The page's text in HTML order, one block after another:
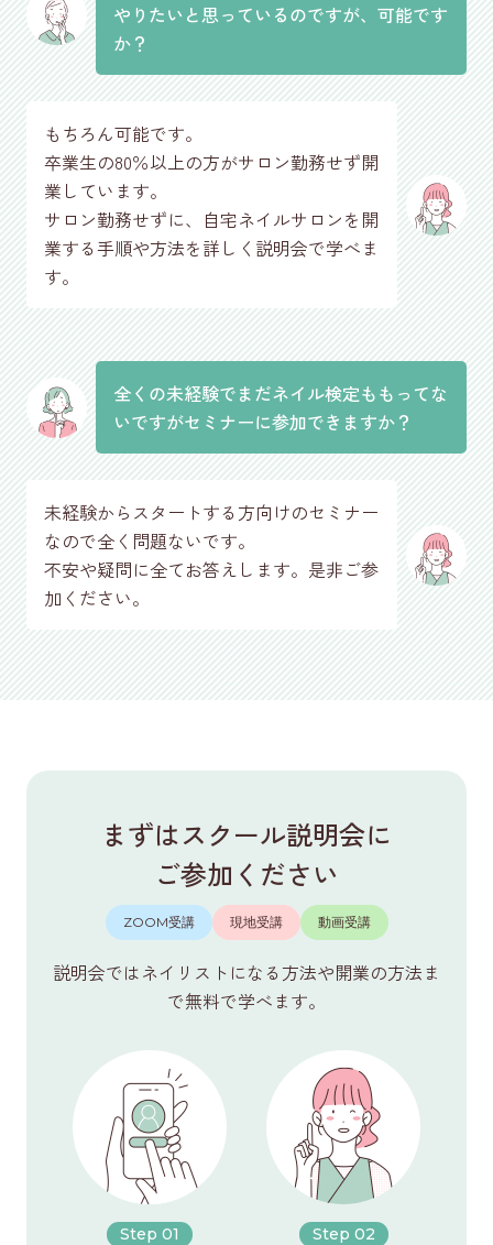
やりたいと思っているのですが、可能です
か？
もちろん可能です。
卒業生の80％以上の方がサロン勤務せず開
業しています。
サロン勤務せずに、自宅ネイルサロンを開
業する手順や方法を詳しく説明会で学べま
す。
全くの未経験でまだネイル検定ももってな
いですがセミナーに参加できますか？
未経験からスタートする方向けのセミナー
なので全く問題ないです。
不安や疑問に全てお答えします。是非ご参
加ください。
まずはスクール説明会に
ご参加ください
ZOOM受講 現地受講 動画受講
説明会ではネイリストになる方法や開業の方法ま
で無料で学べます。
Step 01 Step 02